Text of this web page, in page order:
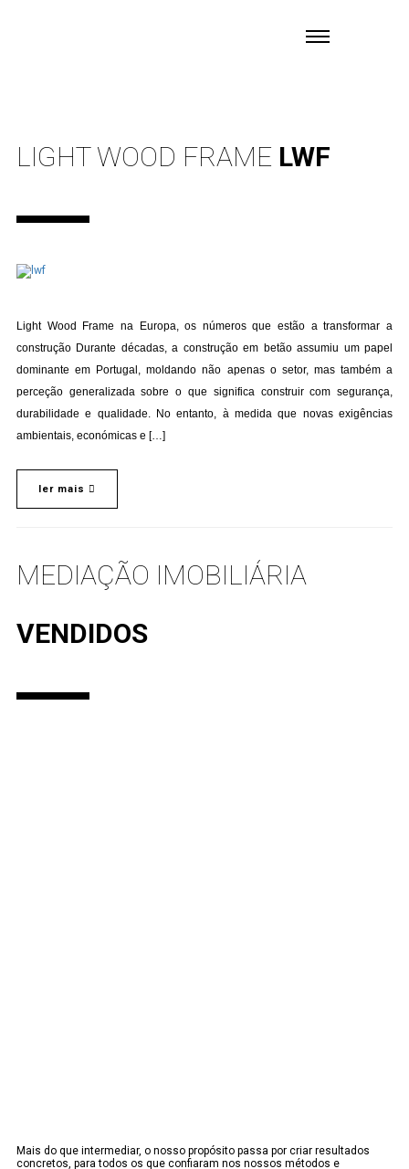
LIGHT WOOD FRAME LWF
Light Wood Frame na Europa, os números que estão a transformar a
construção Durante décadas, a construção em betão assumiu um papel
dominante em Portugal, moldando não apenas o setor, mas também a
perceção generalizada sobre o que significa construir com segurança,
durabilidade e qualidade. No entanto, à medida que novas exigências
ambientais, económicas e […]
ler mais
MEDIAÇÃO IMOBILIÁRIA
VENDIDOS
Mais do que intermediar, o nosso propósito passa por criar resultados
concretos, para todos os que confiaram nos nossos métodos e